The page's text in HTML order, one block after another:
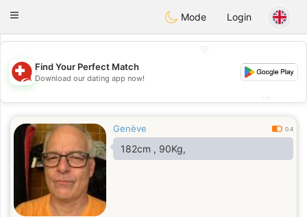
Suissi
Toggle
Mode Login
💖
💕
Find Your Perfect Match
Download our dating app now!
Genève 0.4
182cm , 90Kg,